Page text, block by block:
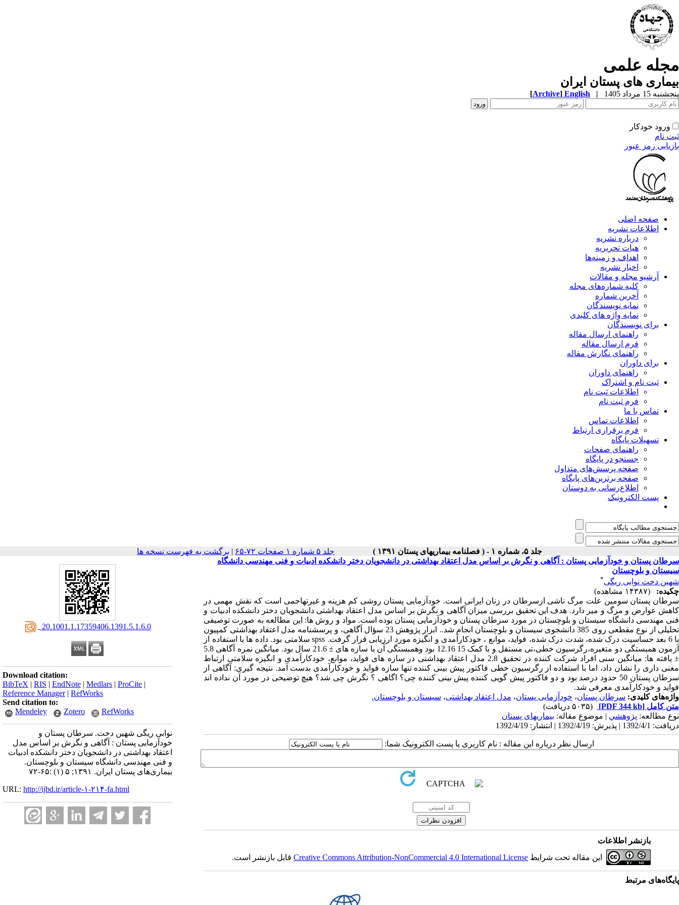
مجله علمی
بیماری های پستان ایران
پنجشنبه 15 مرداد 1405 |
English
[Archive]
ورود خودکار
ثبت نام
بازیابی رمز عبور
صفحه اصلی
اطلاعات نشریه
درباره نشریه
هیات تحریریه
اهداف و زمینه‌ها
اخبار نشریه
آرشیو مجله و مقالات
کلیه شماره‌های مجله
آخرین شماره
نمایه نویسندگان
نمایه واژه های کلیدی
برای نویسندگان
راهنمای ارسال مقاله
فرم ارسال مقاله
راهنمای نگارش مقاله
برای داوران
راهنمای داوران
ثبت نام و اشتراک
اطلاعات ثبت نام
فرم ثبت نام
تماس با ما
اطلاعات تماس
فرم برقراری ارتباط
تسهیلات پایگاه
راهنمای صفحات
جستجو در پایگاه
صفحه پرسش‌های متداول
صفحه برترین‌های پایگاه
اطلاع‌رسانی به دوستان
پست الکترونیک
جلد ۵، شماره ۱ - ( فصلنامه بیماریهای پستان ۱۳۹۱ ) جلد ۵ شماره ۱ صفحات ۷۲-۶۵ | برگشت به فهرست نسخه ها
‎ 20.1001.1.17359406.1391.5.1.6.0
Download citation:
BibTeX | RIS | EndNote | Medlars | ProCite |
Reference Manager| RefWorks
Send citation to:
Mendeley
Zotero RefWorks
نوابی ریگی شهین دخت. سرطان پستان و
خودآزمایی پستان : آگاهی و نگرش بر اساس مدل
اعتقاد بهداشتی در دانشجویان دختر دانشکده ادبیات
و فنی مهندسی دانشگاه سیستان و بلوچستان.
بیماری‌های پستان ایران. ۱۳۹۱; ۵ (۱) :۶۵-۷۲
URL: http://ijbd.ir/article-۱-۲۱۴-fa.html
سرطان پستان و خودآزمایی پستان : آگاهی و نگرش بر اساس مدل اعتقاد بهداشتی در دانشجویان دختر دانشکده ادبیات و فنی مهندسی دانشگاه
سیستان و بلوچستان
شهین دخت نوابی ریگی*
چکیده:
(۱۴۳۸۷ مشاهده)
سرطان پستان سومین علت مرگ ناشی ازسرطان در زنان ایرانی است. خودآزمایی پستان روشی کم هزینه و غیرتهاجمی است که نقش مهمی در
کاهش عوارض و مرگ و میر دارد. هدف این تحقیق بررسی میزان آگاهی و نگرش بر اساس مدل اعتقاد بهداشتی دانشجویان دختر دانشکده ادبیات و
فنی مهندسی دانشگاه سیستان و بلوچستان در مورد سرطان پستان و خودآزمایی پستان بوده است. مواد و روش ها: این مطالعه به صورت توصیفی
تحلیلی از نوع مقطعی روی 385 دانشجوی سیستان و بلوچستان انجام شد.. ابزار پژوهش 23 سؤال آگاهی، و پرسشنامه مدل اعتقاد بهداشتی کمپیون
با 6 بعد حساسیت درک شده، شدت درک شده، فواید، موانع ، خودکارآمدی و انگیزه مورد ارزیابی قرار گرفت. spss سلامتی بود. داده ها با استفاده از
آزمون همبستگی دو متغیره،رگرسیون خطی،تی مستقل و با کمک 15 12.16 بود وهمبستگی آن با سازه های ± 21.6 سال بود. میانگین نمره آگاهی 5.8
± یافته ها: میانگین سنی افراد شرکت کننده در تحقیق 2.8 مدل اعتقاد بهداشتی در سازه های فواید، موانع، خودکارآمدی و انگیزه سلامتی ارتباط
معنی داری را نشان داد، اما با استفاده از رگرسیون خطی فاکتور پیش بینی کننده تنها سازه فواید و خودکارآمدی بدست آمد. نتیجه گیری: آگاهی از
سرطان پستان 50 حدود درصد بود و دو فاکتور پیش گویی کننده پیش بینی کننده چی؟ اگاهی ؟ نگرش چی شد؟ هیچ توضیحی در مورد آن نداده اند
فواید و خودکارآمدی معرفی شد.
واژه‌های کلیدی: سرطان پستان، خودآزمایی پستان، مدل اعتقاد بهداشتی، سیستان و بلوچستان.
متن کامل [PDF 344 kb]
(۵۰۳۵ دریافت)
نوع مطالعه: پژوهشي | موضوع مقاله: بیماریهای پستان
دریافت: 1392/4/1 | پذیرش: 1392/4/19 | انتشار: 1392/4/19
ارسال نظر درباره این مقاله : نام کاربری یا پست الکترونیک شما:
بازنشر اطلاعات
این مقاله تحت شرایط Creative Commons Attribution-NonCommercial 4.0 International Licenseقابل بازنشر است.
پایگاه‌های مرتبط